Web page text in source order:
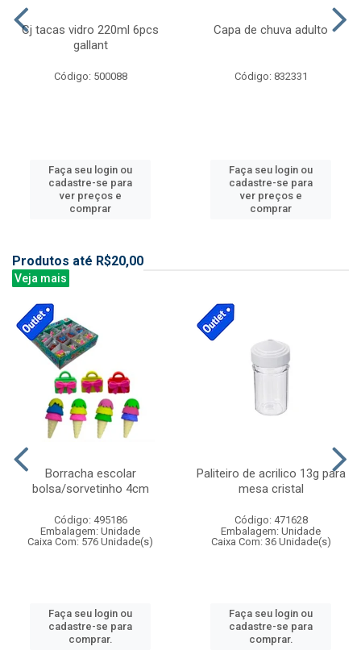
Cj tacas vidro 220ml 6pcs
gallant
Código: 500088
Faça seu login ou
cadastre-se para
ver preços e
comprar
Capa de chuva adulto
Código: 832331
Faça seu login ou
cadastre-se para
ver preços e
comprar
Produtos até R$20,00
Veja mais
Borracha escolar
bolsa/sorvetinho 4cm
Código: 495186
Embalagem: Unidade
Caixa Com: 576 Unidade(s)
Faça seu login ou
cadastre-se para
comprar.
Paliteiro de acrilico 13g para
mesa cristal
Código: 471628
Embalagem: Unidade
Caixa Com: 36 Unidade(s)
Faça seu login ou
cadastre-se para
comprar.